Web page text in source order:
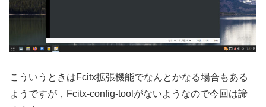
こういうときはFcitx拡張機能でなんとかなる場合もある
ようですが，Fcitx-config-toolがないようなので今回は諦